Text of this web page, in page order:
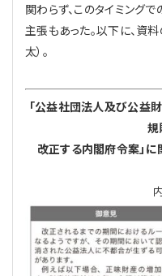
【連載】会計相談室
【連載】公益法人運営実
【連載】シェアコモン
【連載】実務と税務のポ
【連載】非営利法人
【連載】労務管理の歩き
お問合せ
プライバシーポリシー
関わらず、このタイミング
主張もあった。以下に、資
太）。
「公益社団法人及び公益
規
改正する内閣府令案」に